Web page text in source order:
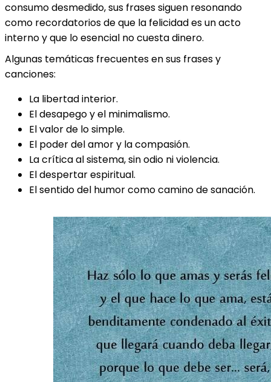
consumo desmedido, sus frases siguen resonando
como recordatorios de que la felicidad es un acto
interno y que lo esencial no cuesta dinero.
Algunas temáticas frecuentes en sus frases y
canciones:
La libertad interior.
El desapego y el minimalismo.
El valor de lo simple.
El poder del amor y la compasión.
La crítica al sistema, sin odio ni violencia.
El despertar espiritual.
El sentido del humor como camino de sanación.